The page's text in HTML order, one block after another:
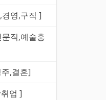
영,구직 ]
직,예술흥
,결혼]
업 ]